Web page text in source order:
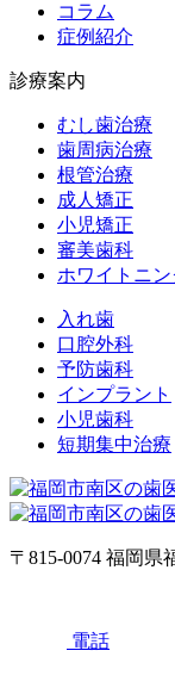
コラム
症例紹介
診療案内
むし歯治療
歯周病治療
根管治療
成人矯正
小児矯正
審美歯科
ホワイトニン
入れ歯
口腔外科
予防歯科
インプラント
小児歯科
短期集中治療
〒815-0074 福岡県
電話